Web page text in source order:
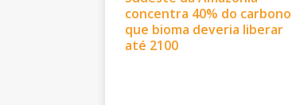
concentra 40% do carbono
que bioma deveria liberar
até 2100